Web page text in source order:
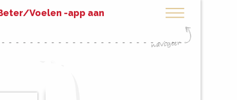
Voelen -app aan